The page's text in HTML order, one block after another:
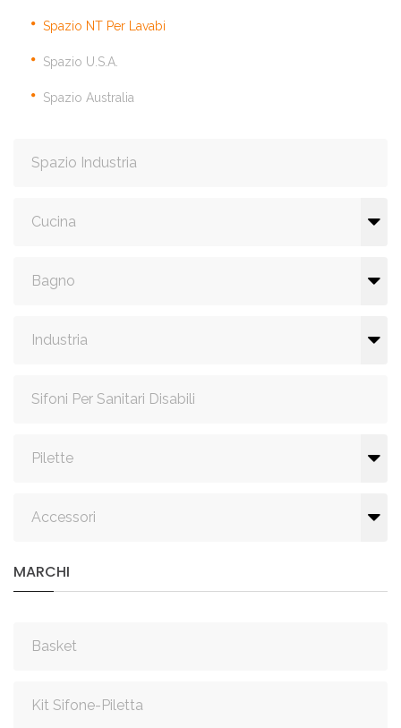
Spazio NT Per Lavabi
Spazio U.S.A.
Spazio Australia
Spazio Industria
Cucina
Bagno
Industria
Sifoni Per Sanitari Disabili
Pilette
Accessori
MARCHI
Basket
Kit Sifone-Piletta